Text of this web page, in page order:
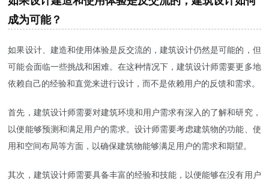
成为可能？
如果设计、建造和使用体验是反交流的，建筑设计仍然是可能的，但
可能会面临一些挑战和困难。在这种情况下，建筑设计师需要更多地
依赖自己的经验和直觉来进行设计，而不是依赖用户的反馈和需求。
首先，建筑设计师需要对建筑环境和用户需求有深入的了解和研究，
以便能够预测和满足用户的需求。设计师需要考虑建筑物的功能、使
用和空间布局等方面，以确保建筑物能够满足用户的需求和期望。
其次，建筑设计师需要具备丰富的经验和技能，以便能够在没有用户